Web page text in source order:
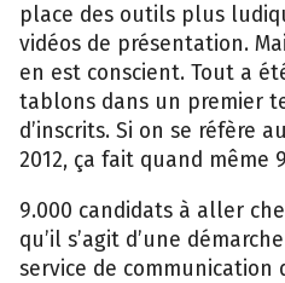
place des outils plus
vidéos de présentation.
en est conscient. Tout a
tablons dans un premier
d’inscrits. Si on se réfère
2012, ça fait quand même
9.000 candidats à aller
qu’il s’agit d’une
service de communication